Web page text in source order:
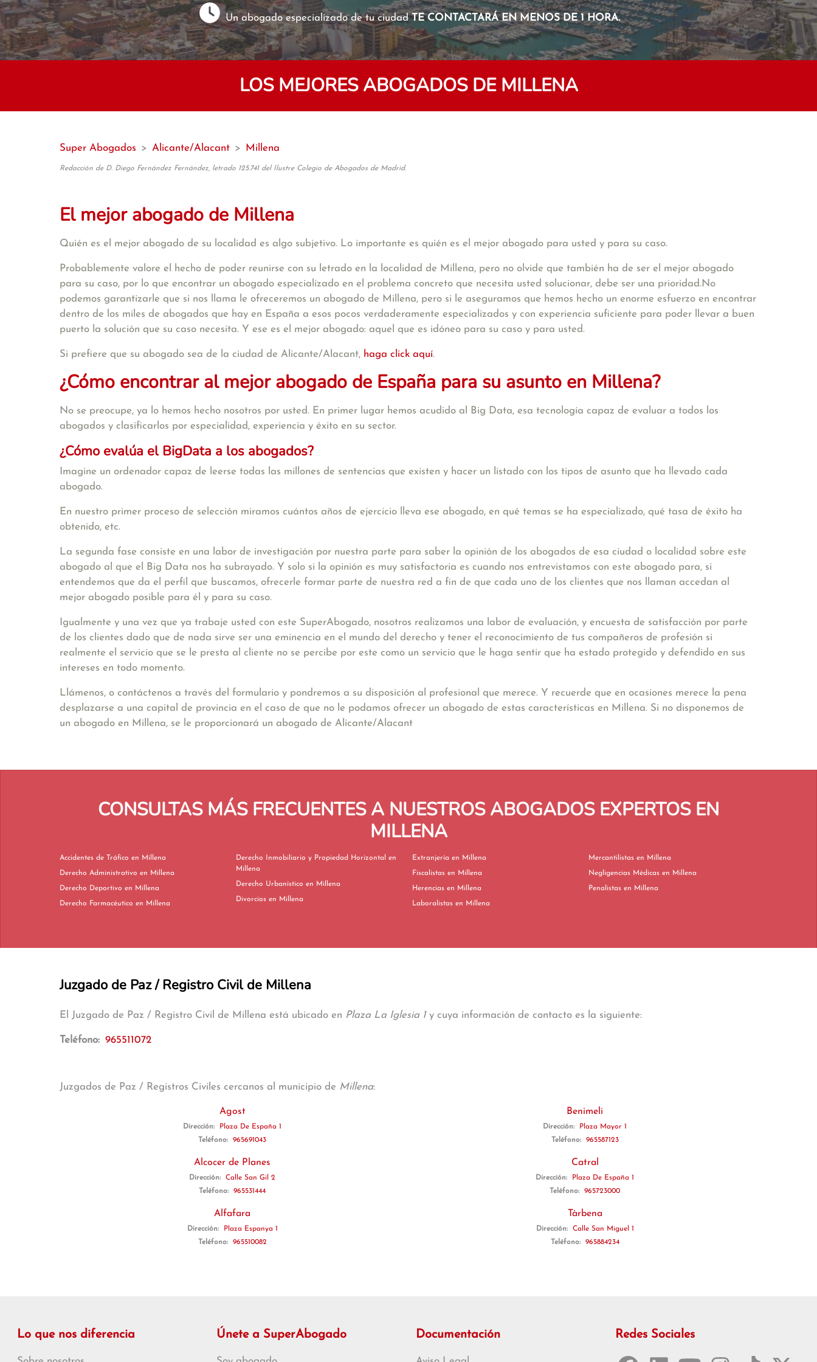
Un abogado especializado de tu ciudadTE CONTACTARÁ EN MENOS DE 1 HORA.
LOS MEJORES ABOGADOS DE MILLENA
Super Abogados > Alicante/Alacant > Millena
Redacción de D. Diego Fernández Fernández, letrado 125.741 del Ilustre Colegio de Abogados de Madrid.
El mejor abogado de Millena
Quién es el mejor abogado de su localidad es algo subjetivo. Lo importante es quién es el mejor abogado para usted y para su caso.
Probablemente valore el hecho de poder reunirse con su letrado en la localidad de Millena, pero no olvide que también ha de ser el mejor abogado
para su caso, por lo que encontrar un abogado especializado en el problema concreto que necesita usted solucionar, debe ser una prioridad.No
podemos garantizarle que si nos llama le ofreceremos un abogado de Millena, pero si le aseguramos que hemos hecho un enorme esfuerzo en encontrar
dentro de los miles de abogados que hay en España a esos pocos verdaderamente especializados y con experiencia suficiente para poder llevar a buen
puerto la solución que su caso necesita. Y ese es el mejor abogado: aquel que es idóneo para su caso y para usted.
Si prefiere que su abogado sea de la ciudad de Alicante/Alacant, haga click aquí.
¿Cómo encontrar al mejor abogado de España para su asunto en Millena?
No se preocupe, ya lo hemos hecho nosotros por usted. En primer lugar hemos acudido al Big Data, esa tecnología capaz de evaluar a todos los
abogados y clasificarlos por especialidad, experiencia y éxito en su sector.
¿Cómo evalúa el BigData a los abogados?
Imagine un ordenador capaz de leerse todas las millones de sentencias que existen y hacer un listado con los tipos de asunto que ha llevado cada
abogado.
En nuestro primer proceso de selección miramos cuántos años de ejercicio lleva ese abogado, en qué temas se ha especializado, qué tasa de éxito ha
obtenido, etc.
La segunda fase consiste en una labor de investigación por nuestra parte para saber la opinión de los abogados de esa ciudad o localidad sobre este
abogado al que el Big Data nos ha subrayado. Y solo si la opinión es muy satisfactoria es cuando nos entrevistamos con este abogado para, si
entendemos que da el perfil que buscamos, ofrecerle formar parte de nuestra red a fin de que cada uno de los clientes que nos llaman accedan al
mejor abogado posible para él y para su caso.
Igualmente y una vez que ya trabaje usted con este SuperAbogado, nosotros realizamos una labor de evaluación, y encuesta de satisfacción por parte
de los clientes dado que de nada sirve ser una eminencia en el mundo del derecho y tener el reconocimiento de tus compañeros de profesión si
realmente el servicio que se le presta al cliente no se percibe por este como un servicio que le haga sentir que ha estado protegido y defendido en sus
intereses en todo momento.
Llámenos, o contáctenos a través del formulario y pondremos a su disposición al profesional que merece. Y recuerde que en ocasiones merece la pena
desplazarse a una capital de provincia en el caso de que no le podamos ofrecer un abogado de estas características en Millena. Si no disponemos de
un abogado en Millena, se le proporcionará un abogado de Alicante/Alacant
CONSULTAS MÁS FRECUENTES A NUESTROS ABOGADOS EXPERTOS EN
MILLENA
Accidentes de Tráfico en Millena
Derecho Administrativo en Millena
Derecho Deportivo en Millena
Derecho Farmacéutico en Millena
Derecho Inmobiliario y Propiedad Horizontal en
Millena
Derecho Urbanístico en Millena
Divorcios en Millena
Extranjería en Millena
Fiscalistas en Millena
Herencias en Millena
Laboralistas en Millena
Mercantilistas en Millena
Negligencias Médicas en Millena
Penalistas en Millena
Juzgado de Paz / Registro Civil de Millena
El Juzgado de Paz / Registro Civil de Millena está ubicado en Plaza La Iglesia 1y cuya información de contacto es la siguiente:
Teléfono: 965511072
Juzgados de Paz / Registros Civiles cercanos al municipio de Millena:
Agost
Dirección:
Plaza De España 1
Teléfono:
965691043
Alcocer de Planes
Dirección:
Calle San Gil 2
Teléfono:
965531444
Alfafara
Dirección:
Plaza Espanya 1
Teléfono:
965510082
Benimeli
Dirección:
Plaza Mayor 1
Teléfono:
965587123
Catral
Dirección:
Plaza De España 1
Teléfono:
965723000
Tàrbena
Dirección:
Calle San Miguel 1
Teléfono:
965884234
Lo que nos diferencia Únete a SuperAbogado Documentación Redes Sociales